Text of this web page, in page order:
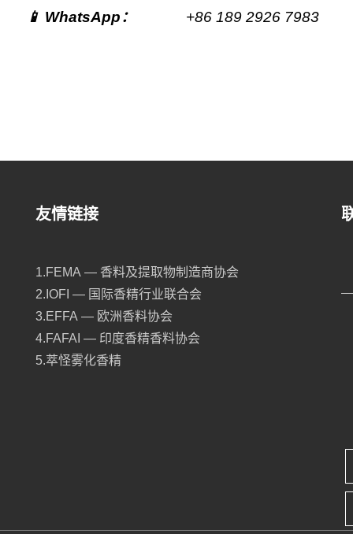
📱 WhatsApp：
+86 189 2926 7983
友情链接
1.FEMA — 香料及提取物制造商协会
2.IOFI — 国际香精行业联合会
3.EFFA — 欧洲香料协会
4.FAFAI — 印度香精香料协会
5.萃怪雾化香精